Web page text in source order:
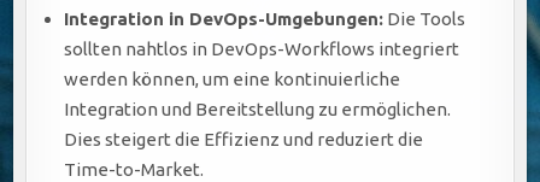
Integration in DevOps-Umgebungen: Die Tools
sollten nahtlos in DevOps-Workflows integriert
werden können, um eine kontinuierliche
Integration und Bereitstellung zu ermöglichen.
Dies steigert die Effizienz und reduziert die
Time-to-Market.